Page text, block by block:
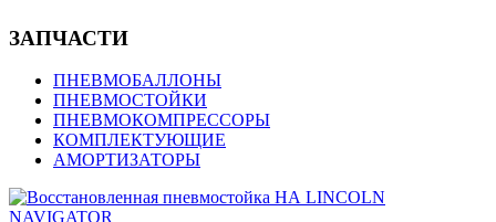
ЗАПЧАСТИ
ПНЕВМОБАЛЛОНЫ
ПНЕВМОСТОЙКИ
ПНЕВМОКОМПРЕССОРЫ
КОМПЛЕКТУЮЩИЕ
АМОРТИЗАТОРЫ